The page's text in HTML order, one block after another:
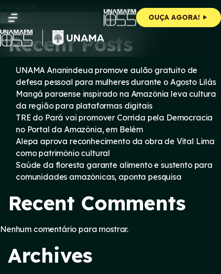
content
OUÇA AGORA!
Pesquisar
Pesquisar
Recent Posts
UNAMA Ananindeua promove aulão gratuito de
defesa pessoal para mulheres durante o Agosto Lilás
Mangá paraense inspirado na Amazônia leva cultura
da região para plataformas digitais
TRE do Pará vai promover Corrida pela Democracia
no Portal da Amazônia, em Belém
Alepa aprova reconhecimento da obra de Vital Lima
como patrimônio cultural
Saúde da floresta garante alimento e sustento para
comunidades amazônicas, aponta pesquisa
Recent Comments
Nenhum comentário para mostrar.
Archives